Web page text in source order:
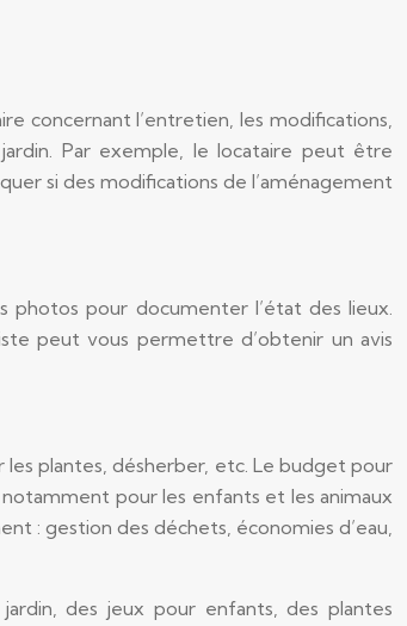
concernant l’entretien, les modifications,
Par exemple, le locataire peut être
si des modifications de l’aménagement
pour documenter l’état des lieux.
peut vous permettre d’obtenir un avis
plantes, désherber, etc. Le budget pour
pour les enfants et les animaux
: gestion des déchets, économies d’eau,
des jeux pour enfants, des plantes